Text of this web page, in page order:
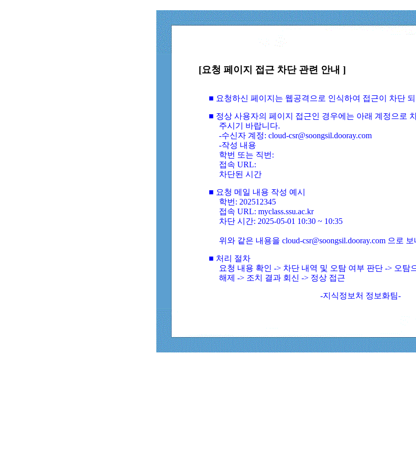
[요청 페이지 접근 차단 관련 안내 ]
■ 요청하신 페이지는 웹공격으로 인식하여 접근이 차단
■ 정상 사용자의 페이지 접근인 경우에는 아래 계정으로
주시기 바랍니다.
-수신자 계정: cloud-csr@soongsil.dooray.com
-작성 내용
학번 또는 직번:
접속 URL:
차단된 시간
■ 요청 메일 내용 작성 예시
학번: 202512345
접속 URL: myclass.ssu.ac.kr
차단 시간: 2025-05-01 10:30 ~ 10:35
위와 같은 내용을 cloud-csr@soongsil.dooray.com 으로
■ 처리 절차
요청 내용 확인 -> 차단 내역 및 오탐 여부 판단 -> 오탐
해제 -> 조치 결과 회신 -> 정상 접근
-지식정보처 정보화팀-